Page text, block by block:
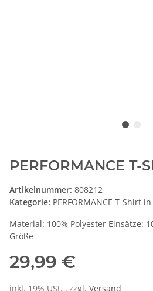
PERFORMANCE T-
Artikelnummer: 808212
Kategorie: PERFORMANCE T-Shirt
Material: 100% Polyester Einsätze:
Größe
29,99 €
inkl. 19% USt. , zzgl. Versand